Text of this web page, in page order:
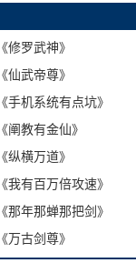
《修罗武神》
《仙武帝尊》
《手机系统有点坑》
《阐教有金仙》
《纵横万道》
《我有百万倍攻速》
《那年那蝉那把剑》
《万古剑尊》